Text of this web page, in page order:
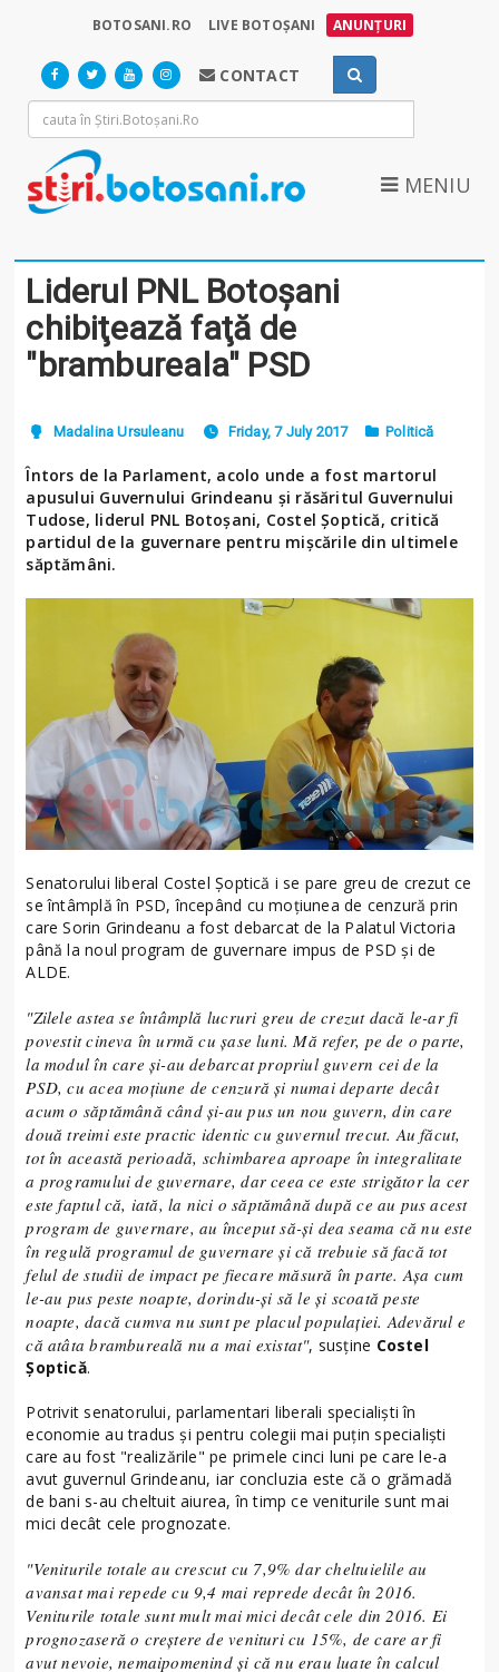
BOTOSANI.RO LIVE BOTOȘANI ANUNȚURI
CONTACT
MENIU
Liderul PNL Botoşani
chibiţează faţă de
"brambureala" PSD
Madalina Ursuleanu Friday, 7 July 2017 Politică
Întors de la Parlament, acolo unde a fost martorul
apusului Guvernului Grindeanu şi răsăritul Guvernului
Tudose, liderul PNL Botoşani, Costel Şoptică, critică
partidul de la guvernare pentru mişcările din ultimele
săptămâni.
Senatorului liberal Costel Şoptică i se pare greu de crezut ce
se întâmplă în PSD, începând cu moţiunea de cenzură prin
care Sorin Grindeanu a fost debarcat de la Palatul Victoria
până la noul program de guvernare impus de PSD şi de
ALDE.
"Zilele astea se întâmplă lucruri greu de crezut dacă le-ar fi
povestit cineva în urmă cu şase luni. Mă refer, pe de o parte,
la modul în care şi-au debarcat propriul guvern cei de la
PSD, cu acea moţiune de cenzură şi numai departe decât
acum o săptămână când şi-au pus un nou guvern, din care
două treimi este practic identic cu guvernul trecut. Au făcut,
tot în această perioadă, schimbarea aproape în integralitate
a programului de guvernare, dar ceea ce este strigător la cer
este faptul că, iată, la nici o săptămână după ce au pus acest
program de guvernare, au început să-şi dea seama că nu este
în regulă programul de guvernare şi că trebuie să facă tot
felul de studii de impact pe fiecare măsură în parte. Aşa cum
le-au pus peste noapte, dorindu-şi să le şi scoată peste
noapte, dacă cumva nu sunt pe placul populaţiei. Adevărul e
că atâta brambureală nu a mai existat", susţine Costel
Şoptică.
Potrivit senatorului, parlamentari liberali specialişti în
economie au tradus şi pentru colegii mai puţin specialişti
care au fost "realizările" pe primele cinci luni pe care le-a
avut guvernul Grindeanu, iar concluzia este că o grămadă
de bani s-au cheltuit aiurea, în timp ce veniturile sunt mai
mici decât cele prognozate.
"Veniturile totale au crescut cu 7,9% dar cheltuielile au
avansat mai repede cu 9,4 mai reprede decât în 2016.
Veniturile totale sunt mult mai mici decât cele din 2016. Ei
prognozaseră o creştere de venituri cu 15%, de care ar fi
avut nevoie, nemaipomenind şi că nu erau luate în calcul